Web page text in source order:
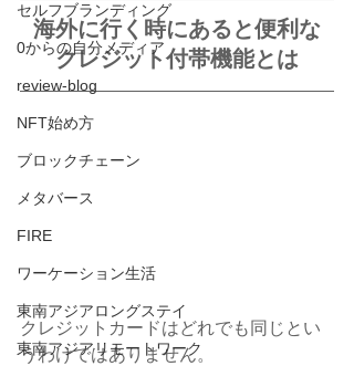
セルフブランディング
0からの自分メディア
review-blog
NFT始め方
ブロックチェーン
メタバース
FIRE
ワーケーション生活
東南アジアロングステイ
東南アジアリモートワーク
海外に行く時にあると便利な
クレジット付帯機能とは
クレジットカードはどれでも同じとい
うわけではありません。